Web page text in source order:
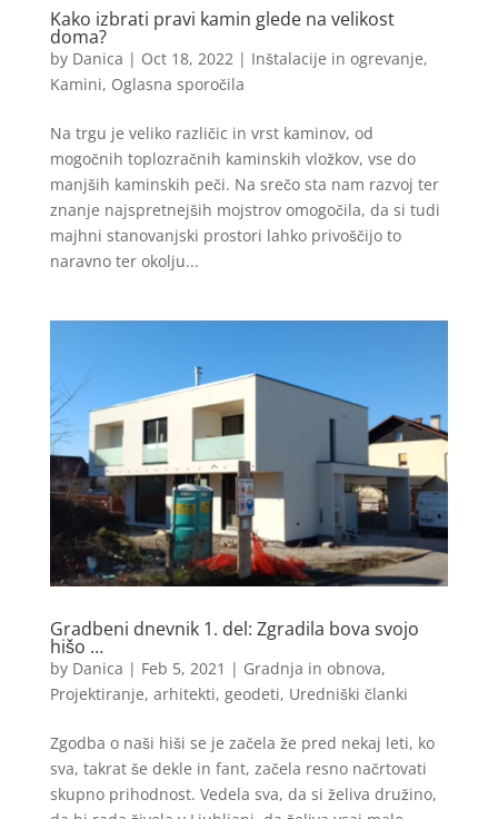
Kako izbrati pravi kamin glede na velikost
doma?
by Danica | Oct 18, 2022 | Inštalacije in ogrevanje,
Kamini, Oglasna sporočila
Na trgu je veliko različic in vrst kaminov, od
mogočnih toplozračnih kaminskih vložkov, vse do
manjših kaminskih peči. Na srečo sta nam razvoj ter
znanje najspretnejših mojstrov omogočila, da si tudi
majhni stanovanjski prostori lahko privoščijo to
naravno ter okolju...
Gradbeni dnevnik 1. del: Zgradila bova svojo
hišo …
by Danica | Feb 5, 2021 | Gradnja in obnova,
Projektiranje, arhitekti, geodeti, Uredniški članki
Zgodba o naši hiši se je začela že pred nekaj leti, ko
sva, takrat še dekle in fant, začela resno načrtovati
skupno prihodnost. Vedela sva, da si želiva družino,